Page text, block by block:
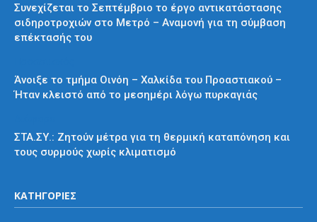
Συνεχίζεται το Σεπτέμβριο το έργο αντικατάστασης
σιδηροτροχιών στο Μετρό – Αναμονή για τη σύμβαση
επέκτασής του
Άνοιξε το τμήμα Οινόη – Χαλκίδα του Προαστιακού –
Ήταν κλειστό από το μεσημέρι λόγω πυρκαγιάς
ΣΤΑ.ΣΥ.: Ζητούν μέτρα για τη θερμική καταπόνηση και
τους συρμούς χωρίς κλιματισμό
ΚΑΤΗΓΟΡΙΕΣ